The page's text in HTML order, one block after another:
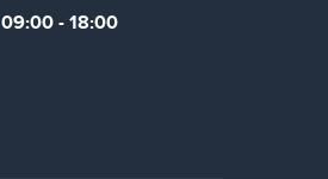
09:00 - 18:00